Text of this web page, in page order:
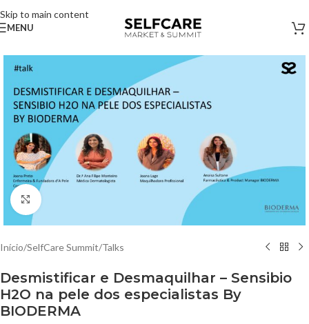
Skip to main content
MENU
Clique para ampliar
Início/SelfCare Summit/Talks
Desmistificar e Desmaquilhar – Sensibio
H2O na pele dos especialistas By
BIODERMA